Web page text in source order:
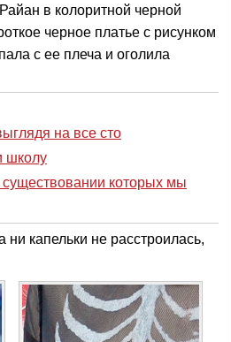
в колоритной черной
черное платье с рисунком
с ее плеча и оголила
на все сто
школу
существовании которых мы
капельки не расстроилась,